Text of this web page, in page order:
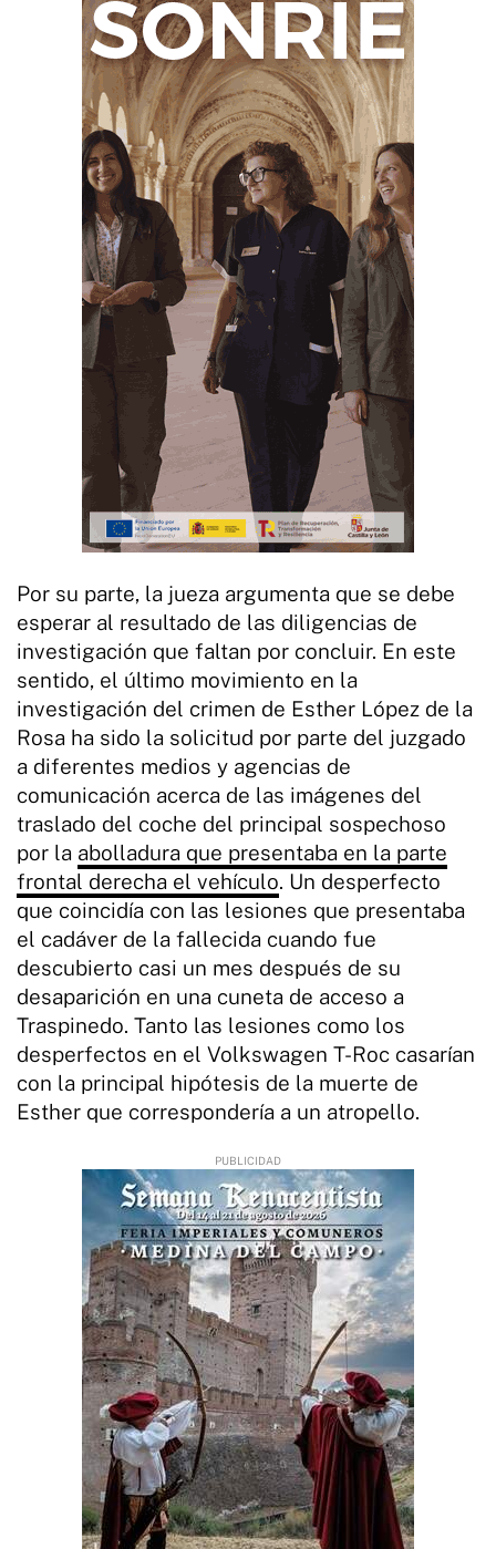
Por su parte, la jueza argumenta que se debe
esperar al resultado de las diligencias de
investigación que faltan por concluir. En este
sentido, el último movimiento en la
investigación del crimen de Esther López de la
Rosa ha sido la solicitud por parte del juzgado
a diferentes medios y agencias de
comunicación acerca de las imágenes del
traslado del coche del principal sospechoso
por la abolladura que presentaba en la parte
frontal derecha el vehículo. Un desperfecto
que coincidía con las lesiones que presentaba
el cadáver de la fallecida cuando fue
descubierto casi un mes después de su
desaparición en una cuneta de acceso a
Traspinedo. Tanto las lesiones como los
desperfectos en el Volkswagen T-Roc casarían
con la principal hipótesis de la muerte de
Esther que correspondería a un atropello.